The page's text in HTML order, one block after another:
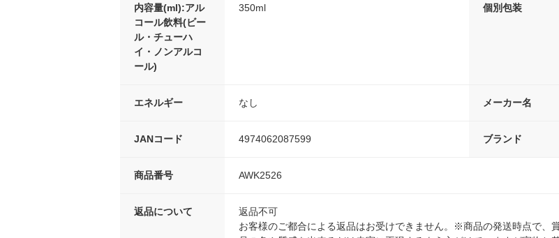
内容量(ml):アル
コール飲料(ビー
ル・チューハ
イ・ノンアルコ
ール)
350ml 個別包装
エネルギー なし メーカー名
JANコード 4974062087599 ブランド
商品番号 AWK2526
返品について
返品不可
お客様のご都合による返品はお受けできません。※商品の発送時点で